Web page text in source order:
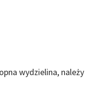
wydzielina, należy